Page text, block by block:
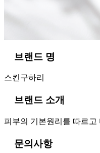
브랜드 명
스킨구하리
브랜드 소개
피부의 기본원리를 따르
문의사항